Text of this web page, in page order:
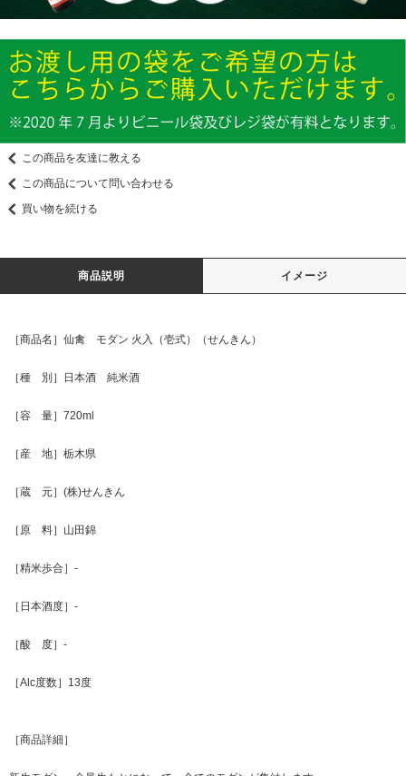
この商品を友達に教える
この商品について問い合わせる
買い物を続ける
商品説明 イメージ
［商品名］仙禽 モダン 火入（壱式）（せんきん）
［種 別］日本酒 純米酒
［容 量］720ml
［産 地］栃木県
［蔵 元］(株)せんきん
［原 料］山田錦
［精米歩合］-
［日本酒度］-
［酸 度］-
［Alc度数］13度
［商品詳細］